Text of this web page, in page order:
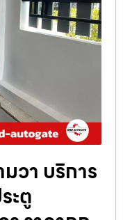
วา บริการ
ะตู